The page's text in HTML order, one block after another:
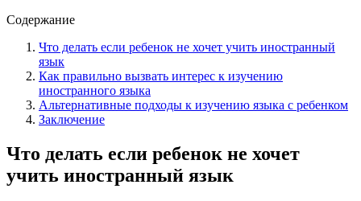
Содержание
Что делать если ребенок не хочет учить иностранный
язык
Как правильно вызвать интерес к изучению
иностранного языка
Альтернативные подходы к изучению языка с ребенком
Заключение
Что делать если ребенок не хочет
учить иностранный язык